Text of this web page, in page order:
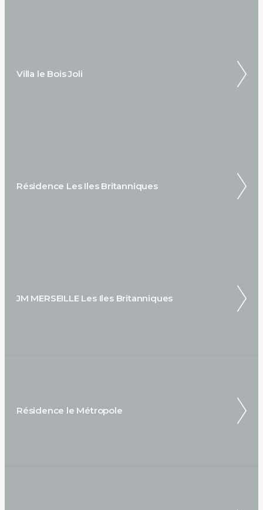
Villa le Bois Joli
Résidence Les Iles Britanniques
JM MERSEILLE Les Iles Britanniques
Résidence le Métropole